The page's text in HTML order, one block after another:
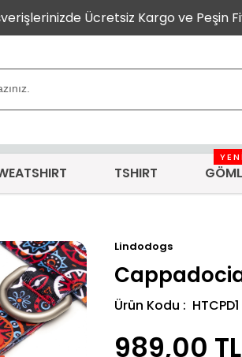
Ücretsiz Kargo ve Peşin
TSHIRT
YENİ
Lindodogs
Ürün Kodu : HTCPD1
989,00 TL